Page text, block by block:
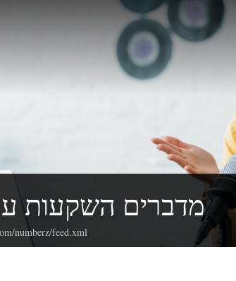
מדברים השקעות
numberz/feed.xml